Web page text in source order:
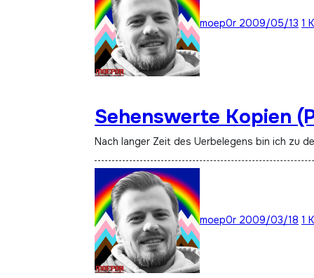
moep0r 2009/05/13 1
Sehenswerte Kopien
Nach langer Zeit des Uerbelegens bin ich zu
moep0r 2009/03/18 1